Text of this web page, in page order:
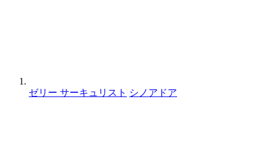
ゼリー サーキュリスト シノアドア